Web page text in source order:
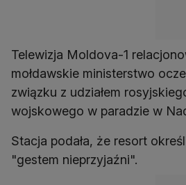
Telewizja Moldova-1
mołdawskie ministerstwo
związku z udziałem
wojskowego w paradzie w
Stacja podała, że resort
"gestem nieprzyjaźni".